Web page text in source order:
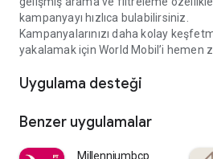
kampanyayı hızlıca bulabilirsiniz.
Kampanyalarınızı daha kolay
yakalamak için World Mobil’i hemen
Uygulama desteği
Benzer uygulamalar
Millenniumbcp